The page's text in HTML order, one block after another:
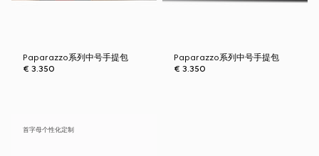
Paparazzo系列中号手提包
€ 3.350
Paparazzo系列中号手提包
€ 3.350
首字母个性化定制